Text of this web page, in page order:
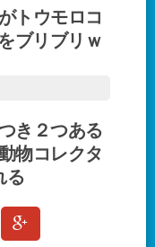
トウモロコ
ブリブリｗ
き２つある
物コレクタ
る